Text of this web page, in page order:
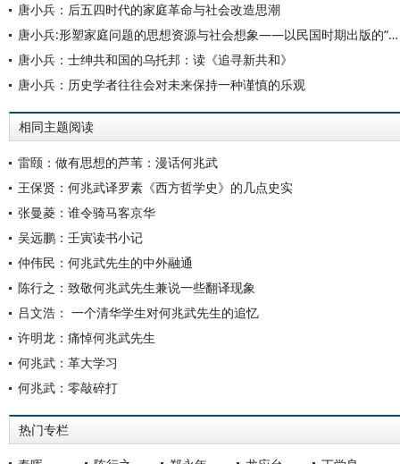
唐小兵：后五四时代的家庭革命与社会改造思潮
唐小兵:形塑家庭问题的思想资源与社会想象——以民国时期出版的“社会问题”系列图书为中心的考察
唐小兵：士绅共和国的乌托邦：读《追寻新共和》
唐小兵：历史学者往往会对未来保持一种谨慎的乐观
相同主题阅读
雷颐：做有思想的芦苇：漫话何兆武
王保贤：何兆武译罗素《西方哲学史》的几点史实
张曼菱：谁令骑马客京华
吴远鹏：壬寅读书小记
仲伟民：何兆武先生的中外融通
陈行之：致敬何兆武先生兼说一些翻译现象
吕文浩： 一个清华学生对何兆武先生的追忆
许明龙：痛悼何兆武先生
何兆武：革大学习
何兆武：零敲碎打
热门专栏